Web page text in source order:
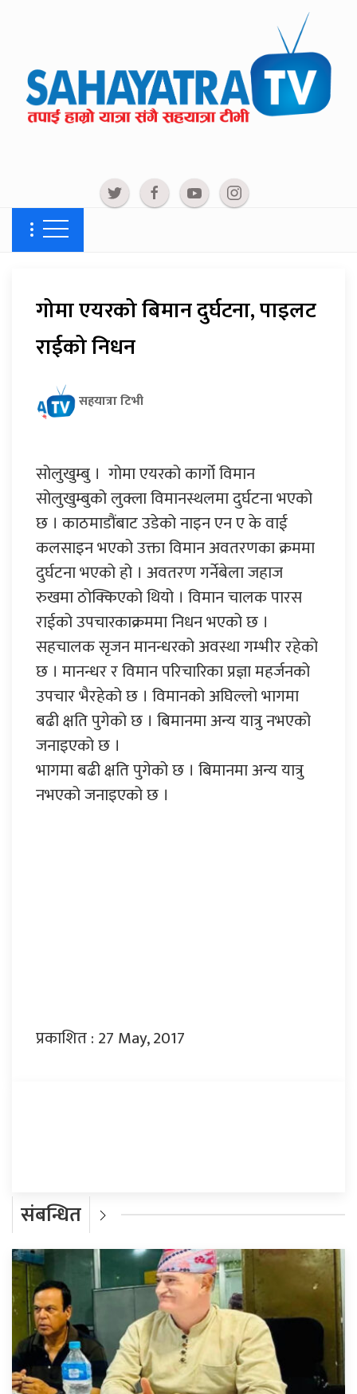
गोमा एयरको बिमान दुर्घटना, पाइलट
राईको निधन
सहयात्रा टिभी
सोलुखुम्बु । गोमा एयरको कार्गो विमान
सोलुखुम्बुको लुक्ला विमानस्थलमा दुर्घटना भएको
छ । काठमाडौंबाट उडेको नाइन एन ए के वाई
कलसाइन भएको उक्ता विमान अवतरणका क्रममा
दुर्घटना भएको हो । अवतरण गर्नेबेला जहाज
रुखमा ठोक्किएको थियो । विमान चालक पारस
राईको उपचारकाक्रममा निधन भएको छ ।
सहचालक सृजन मानन्धरको अवस्था गम्भीर रहेको
छ । मानन्धर र विमान परिचारिका प्रज्ञा महर्जनको
उपचार भैरहेको छ । विमानको अघिल्लो भागमा
बढी क्षति पुगेको छ । बिमानमा अन्य यात्रु नभएको
जनाइएको छ ।
भागमा बढी क्षति पुगेको छ । बिमानमा अन्य यात्रु
नभएको जनाइएको छ ।
प्रकाशित : 27 May, 2017
संबन्धित